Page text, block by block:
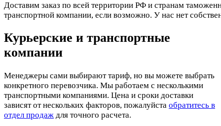
Доставим заказ по всей территории РФ и странам
транспортной компании, если возможно. У нас нет
Курьерские и транспортные
компании
Менеджеры сами выбирают тариф, но вы можете выбрать
конкретного перевозчика. Мы работаем с несколькими
транспортными компаниями. Цена и сроки доставки
зависят от нескольких факторов, пожалуйста обратитесь в
отдел продаж для точного расчета.